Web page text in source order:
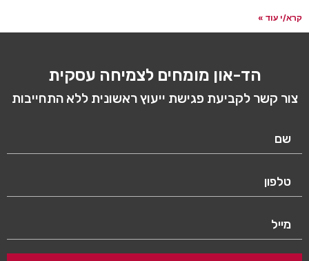
קרא/י עוד »
הד-און מומחים לצמיחה עסקית
צור קשר לקביעת פגישת ייעוץ ראשונית ללא התחייבות